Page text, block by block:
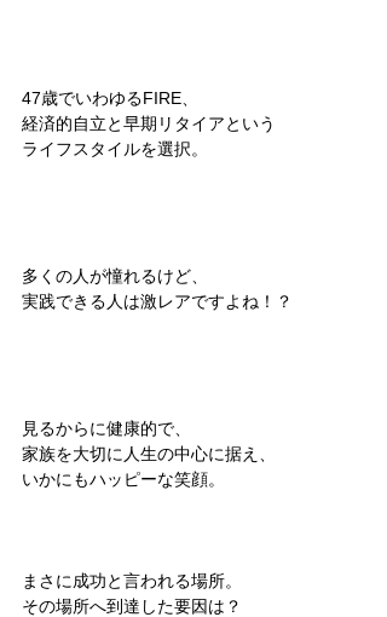
47歳でいわゆるFIRE、
経済的自立と早期リタイアという
ライフスタイルを選択。
多くの人が憧れるけど、
実践できる人は激レアですよね！？
見るからに健康的で、
家族を大切に人生の中心に据え、
いかにもハッピーな笑顔。
まさに成功と言われる場所。
その場所へ到達した要因は？